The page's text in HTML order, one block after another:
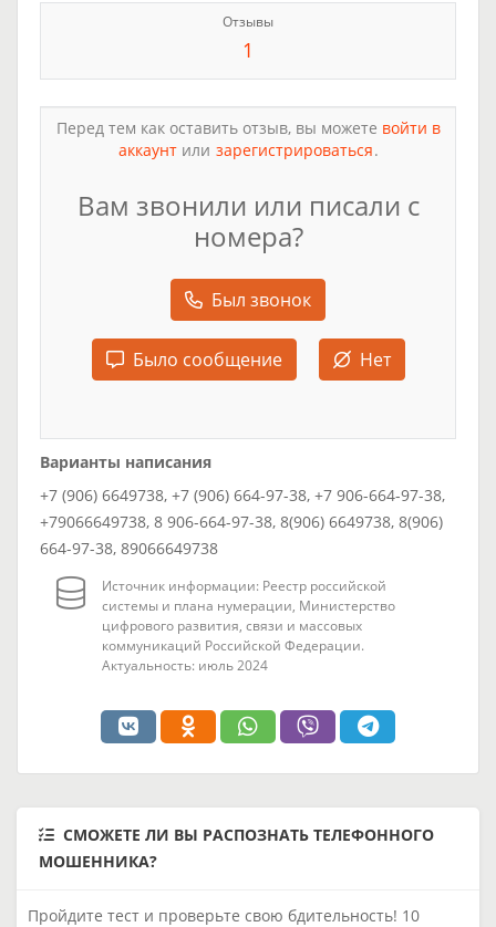
Отзывы
1
Перед тем как оставить отзыв, вы можете войти в
аккаунтили зарегистрироваться.
Вам звонили или писали с
номера?
Был звонок
Было сообщение Нет
Варианты написания
+7 (906) 6649738, +7 (906) 664-97-38, +7 906-664-97-38,
+79066649738, 8 906-664-97-38, 8(906) 6649738, 8(906)
664-97-38, 89066649738
Источник информации: Реестр российской
системы и плана нумерации, Министерство
цифрового развития, связи и массовых
коммуникаций Российской Федерации.
Актуальность: июль 2024
СМОЖЕТЕ ЛИ ВЫ РАСПОЗНАТЬ ТЕЛЕФОННОГО
МОШЕННИКА?
Пройдите тест и проверьте свою бдительность! 10